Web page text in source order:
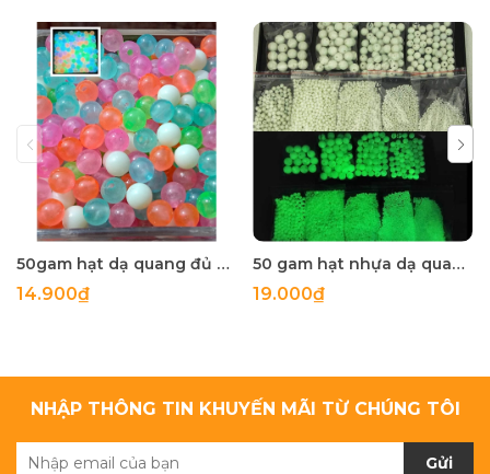
50gam hạt dạ quang đủ màu 6mm, 8mm, 10mm, 12mm, hạt nhựa tròn
14.900₫
50 gam hạt nhựa dạ quang tròn đủ size 4mm, 5mm, 6mm, 8mm, 10mm, 12mm, 14mm, 16mm ,18mm , 10mm, 22mm, 25mm
19.000₫
NHẬP THÔNG TIN KHUYẾN MÃI TỪ CHÚNG TÔI
Gửi